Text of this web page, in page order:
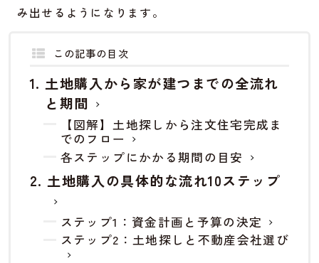
み出せるようになります。
この記事の目次
土地購入から家が建つまでの全流れ
と期間
【図解】土地探しから注文住宅完成ま
でのフロー
各ステップにかかる期間の目安
土地購入の具体的な流れ10ステップ
ステップ1：資金計画と予算の決定
ステップ2：土地探しと不動産会社選び